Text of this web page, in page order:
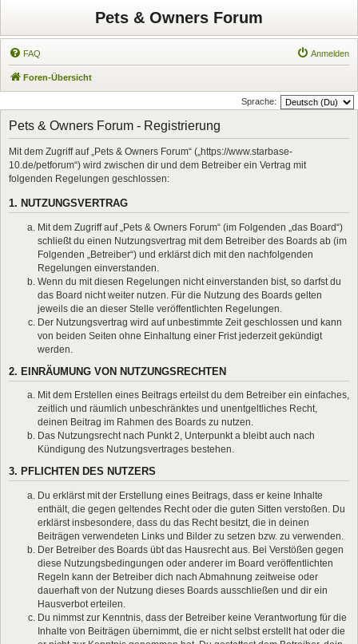
Pets & Owners Forum
FAQ Anmelden
Foren-Übersicht
Sprache:
Pets & Owners Forum - Registrierung
Mit dem Zugriff auf „Pets & Owners Forum“ („https://www.starbase-
10.de/petforum“) wird zwischen dir und dem Betreiber ein Vertrag mit
folgenden Regelungen geschlossen:
1. NUTZUNGSVERTRAG
Mit dem Zugriff auf „Pets & Owners Forum“ (im Folgenden „das Board“)
schließt du einen Nutzungsvertrag mit dem Betreiber des Boards ab (im
Folgenden „Betreiber“) und erklärst dich mit den nachfolgenden
Regelungen einverstanden.
Wenn du mit diesen Regelungen nicht einverstanden bist, so darfst du
das Board nicht weiter nutzen. Für die Nutzung des Boards gelten
jeweils die an dieser Stelle veröffentlichten Regelungen.
Der Nutzungsvertrag wird auf unbestimmte Zeit geschlossen und kann
von beiden Seiten ohne Einhaltung einer Frist jederzeit gekündigt
werden.
2. EINRÄUMUNG VON NUTZUNGSRECHTEN
Mit dem Erstellen eines Beitrags erteilst du dem Betreiber ein einfaches,
zeitlich und räumlich unbeschränktes und unentgeltliches Recht,
deinen Beitrag im Rahmen des Boards zu nutzen.
Das Nutzungsrecht nach Punkt 2, Unterpunkt a bleibt auch nach
Kündigung des Nutzungsvertrages bestehen.
3. PFLICHTEN DES NUTZERS
Du erklärst mit der Erstellung eines Beitrags, dass er keine Inhalte
enthält, die gegen geltendes Recht oder die guten Sitten verstoßen. Du
erklärst insbesondere, dass du das Recht besitzt, die in deinen
Beiträgen verwendeten Links und Bilder zu setzen bzw. zu verwenden.
Der Betreiber des Boards übt das Hausrecht aus. Bei Verstößen gegen
diese Nutzungsbedingungen oder anderer im Board veröffentlichten
Regeln kann der Betreiber dich nach Abmahnung zeitweise oder
dauerhaft von der Nutzung dieses Boards ausschließen und dir ein
Hausverbot erteilen.
Du nimmst zur Kenntnis, dass der Betreiber keine Verantwortung für die
Inhalte von Beiträgen übernimmt, die er nicht selbst erstellt hat oder die